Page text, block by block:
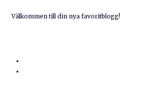
Välkommen till din nya favoritblogg!